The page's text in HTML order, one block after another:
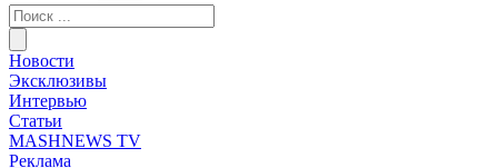
Новости
Эксклюзивы
Интервью
Статьи
MASHNEWS TV
Реклама